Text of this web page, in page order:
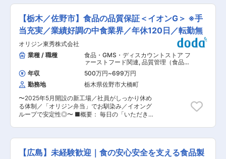
を考慮した対策の実施 ・AI・自動化技術の導入と
活用推進 例：論文・特許検索のAI化、AIエージ
ェントによる業務自動化、生成AIの業務プロセス
適用 ・デジタルリテラシー向上/教育支援 例：
研究員・部員向けのデジタル技術研修・勉強会の
企画・実施、 ・グローバル連携/外部パートナー
との協働推進 例：海外拠点や外部企業・大学と
のデジタル連携プロジェクト推進、グローバルな
データ共有基盤の構築 ■仕事の魅力・やりがい
・キリンは食・ヘルスサイエンス・医の3領域に
跨った独自の事業ポートフォリオを持ち、幅広い
事業において活躍やキャリアアップの機会があり
ます。 ・R&Dはキリンの経営戦略において重要な
感を持つことが可能です。 ・キリンのR&Dは、サ
イエンス重視と技術経営を志向しており、研究と
人財の両方にてご活躍いただけます。 ・今後グロ
業務をお任せします。 ■業務詳細： ・施設（厨
房）点検、売場点検、表示点検実務（例：POP広
告や食品ラベルが正しく表記されているか確認）
・製造、加工施設の衛生点検（ABCの三段階で評
価を行います） ・点検、検査結果を踏まえての指
導 ・報告書の作成 ※1日で商業施設内の4〜6店舗
を点検します。 ■業務の流れ： 各御取引先様施
設を、年間計画に基づいて点検を定期的に実施い
ただきます。厨房衛生点検は、原材料の取り扱い
方法や施設の衛生状態などチェック項目に沿って
点検します。表示点検は、産地やアレルギー物質
の記載もれがないか、一括表示が正しく表示され
ているかなどを点検します。 ■魅力： ◎百貨店・
商業施設が中心のため、色々なアイテムの品質管
理を経験でき、多くの知識を身につけられます。
◎知名度の高い取引先が多く、その品質管理を任
もしっかり育成します。 ■教育体制： 社内習熟
【栃木／佐野市】食品の品質保証＜イオンG＞ ※手
当充実／業績好調の中食業界／年休120日／転勤無
オリジン東秀株式会社
業種 / 職種
食品・GMS・ディスカウントストア フ
ァーストフード関連, 品質管理（食品・
香料・飼料） 品質保証・監査（食品・
香料・飼料）
年収 500万円~699万円
勤務地
栃木県佐野市大橋町
〜2025年5月開設の新工場／社員がしっかり休め
る体制／「オリジン弁当」でお馴染み／イオング
ループで安定性◎〜 ■概要： 毎日の「いただきま
ける当社にて、工場の品質保証をお任せします。
■業務内容： ・各種検査（微生物、物性、工程ふ
き取りなど） ・検査室の運用（数名のグループの
【広島】未経験歓迎｜食の安心安全を支える食品製